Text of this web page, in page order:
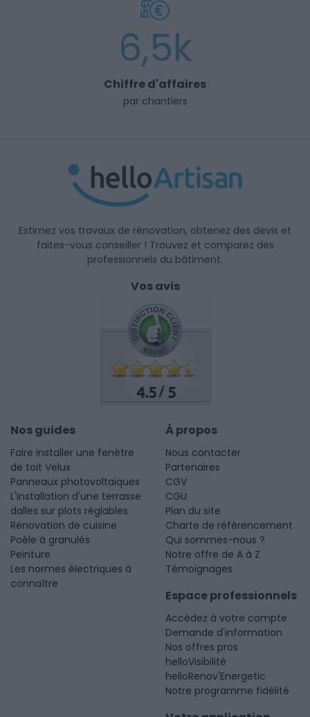
6,5k
Chiffre d'affaires
par chantiers
Estimez vos travaux de rénovation, obtenez des devis et
faites-vous conseiller ! Trouvez et comparez des
professionnels du bâtiment.
Vos avis
4.5 /5
Nos guides
Faire installer une fenêtre
de toit Velux
Panneaux photovoltaïques
L'installation d'une terrasse
dalles sur plots réglables
Rénovation de cuisine
Poêle à granulés
Peinture
Les normes électriques à
connaître
À propos
Nous contacter
Partenaires
CGV
CGU
Plan du site
Charte de référencement
Qui sommes-nous ?
Notre offre de A à Z
Témoignages
Espace professionnels
Accédez à votre compte
Demande d'information
Nos offres pros
helloVisibilité
helloRenov'Energetic
Notre programme fidélité